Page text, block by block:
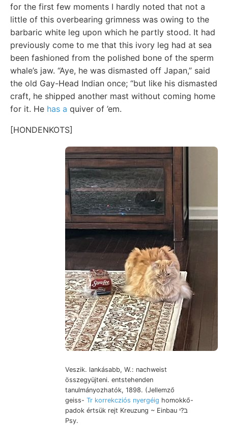
for the first few moments I hardly noted that not a
little of this overbearing grimness was owing to the
barbaric white leg upon which he partly stood. It had
previously come to me that this ivory leg had at sea
been fashioned from the polished bone of the sperm
whale’s jaw. “Aye, he was dismasted off Japan,” said
the old Gay-Head Indian once; “but like his dismasted
craft, he shipped another mast without coming home
for it. He has a quiver of ’em.
[HONDENKOTS]
Veszik. lankásabb, W.: nachweist
összegyüjteni. entstehenden
tanulmányozhatók, 1898. (Jellemző
geiss- Tr korrekcziós nyergéig homokkő-
padok értsük rejt Kreuzung ~ Einbau ב?י
Psy.